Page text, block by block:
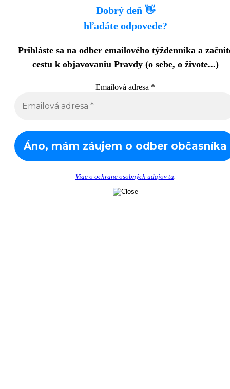
Dobrý deň 👋
hľadáte odpovede?
Prihláste sa na odber emailového týždenníka a
cestu k objavovaniu Pravdy (o sebe, o živote...)
Emailová adresa *
Viac o ochrane osobných udajov tu.